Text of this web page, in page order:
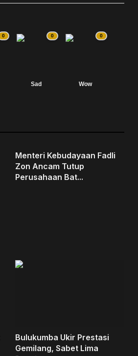
0 0
Sad
0
Wow
Menteri Kebudayaan Fadli
Zon Ancam Tutup
Perusahaan Bat...
Bulukumba Ukir Prestasi
Gemilang, Sabet Lima